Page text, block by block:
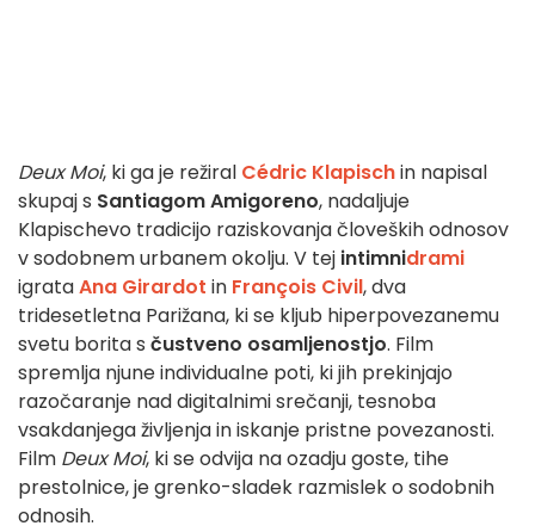
Deux Moi, ki ga je režiral Cédric Klapischin napisal
skupaj s Santiagom Amigoreno, nadaljuje
Klapischevo tradicijo raziskovanja človeških odnosov
v sodobnem urbanem okolju. V tej intimnidrami
igrataAna Girardot in François Civil, dva
tridesetletna Parižana, ki se kljub hiperpovezanemu
svetu borita s čustveno osamljenostjo. Film
spremlja njune individualne poti, ki jih prekinjajo
razočaranje nad digitalnimi srečanji, tesnoba
vsakdanjega življenja in iskanje pristne povezanosti.
Film Deux Moi, ki se odvija na ozadju goste, tihe
prestolnice, je grenko-sladek razmislek o sodobnih
odnosih.